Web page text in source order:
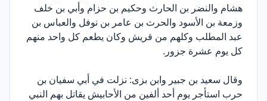
هشام والنضر بن الحارث وحكيم بن حزام وأبي بن خلف
وزمعة بن الأسود والحرث بن عامر بن نوفل والعباس بن
عبد المطلب وكلهم من قريش وكان يطعم كل واحد منهم
كل يوم عشرة جزور.
وقال سعيد بن جبير وابن بزى: نزلت في أبي سفيان بن
حرب استأجر يوم أحد ألفين من الأحابيش يقاتل بهم النبي